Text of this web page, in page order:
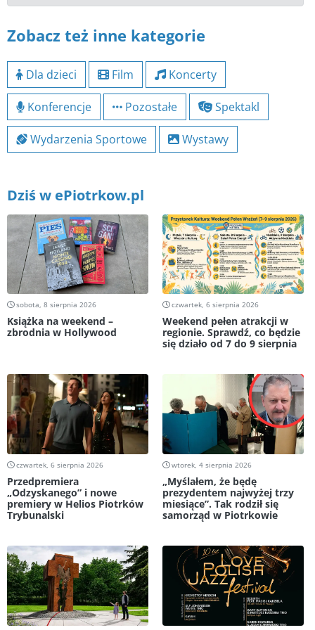
Zobacz też inne kategorie
Dla dzieci Film Koncerty
Konferencje Pozostałe Spektakl
Wydarzenia Sportowe Wystawy
Dziś w ePiotrkow.pl
sobota, 8 sierpnia 2026
Książka na weekend –
zbrodnia w Hollywood
czwartek, 6 sierpnia 2026
Weekend pełen atrakcji w
regionie. Sprawdź, co będzie
się działo od 7 do 9 sierpnia
czwartek, 6 sierpnia 2026
Przedpremiera
„Odzyskanego” i nowe
premiery w Helios Piotrków
Trybunalski
wtorek, 4 sierpnia 2026
„Myślałem, że będę
prezydentem najwyżej trzy
miesiące”. Tak rodził się
samorząd w Piotrkowie